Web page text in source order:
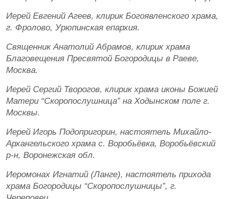
Иерей Евгений Агеев, клирик Богоявленского храма,
г. Фролово, Урюпинская епархия.
Священник Анатолий Абрамов, клирик храма
Благовещения Пресвятой Богородицы в Раеве,
Москва.
Иерей Сергий Творогов, клирик храма иконы Божией
Матери “Скоропослушница” на Ходынском поле г.
Москвы.
Иерей Игорь Подопригорин, настоятель Михайло-
Архангельского храма с. Воробьёвка, Воробьёвский
р-н, Воронежская обл.
Иеромонах Игнатий (Ланге), настоятель прихода
храма Богородицы “Скоропослушницы”, г.